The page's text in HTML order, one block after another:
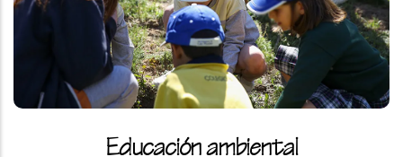
Educación ambiental